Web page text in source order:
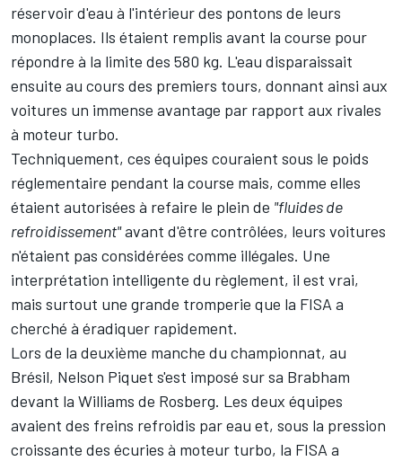
réservoir d'eau à l'intérieur des pontons de leurs
monoplaces. Ils étaient remplis avant la course pour
répondre à la limite des 580 kg. L'eau disparaissait
ensuite au cours des premiers tours, donnant ainsi aux
voitures un immense avantage par rapport aux rivales
à moteur turbo.
Techniquement, ces équipes couraient sous le poids
réglementaire pendant la course mais, comme elles
étaient autorisées à refaire le plein de "fluides de
refroidissement"avant d'être contrôlées, leurs voitures
n'étaient pas considérées comme illégales. Une
interprétation intelligente du règlement, il est vrai,
mais surtout une grande tromperie que la FISA a
cherché à éradiquer rapidement.
Lors de la deuxième manche du championnat, au
Brésil, Nelson Piquet s'est imposé sur sa Brabham
devant la Williams de Rosberg. Les deux équipes
avaient des freins refroidis par eau et, sous la pression
croissante des écuries à moteur turbo, la FISA a